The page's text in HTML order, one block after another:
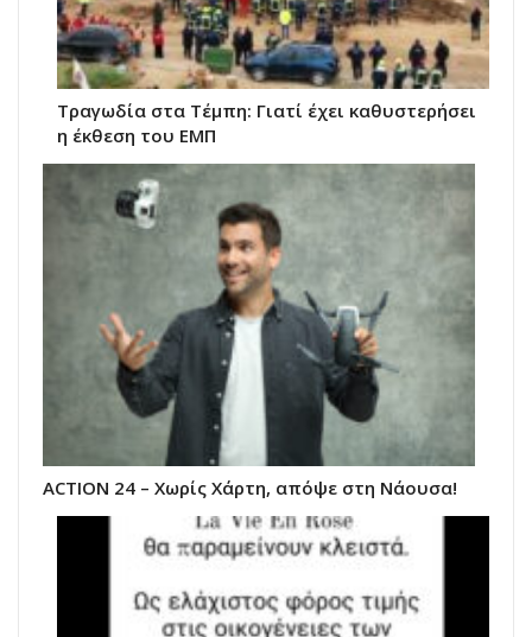
Τραγωδία στα Τέμπη: Γιατί έχει καθυστερήσει
η έκθεση του ΕΜΠ
ACTION 24 – Χωρίς Χάρτη, απόψε στη Νάουσα!